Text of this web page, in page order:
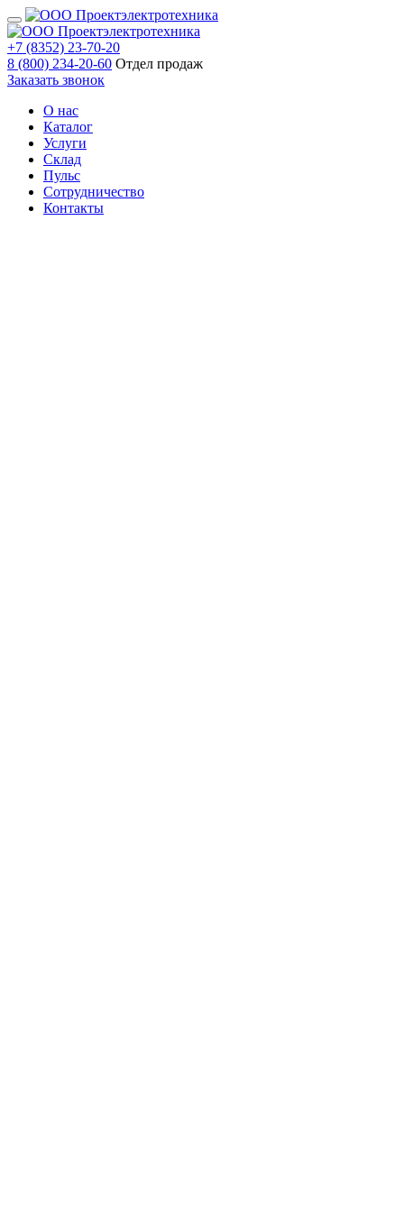
+7 (8352) 23-70-20
8 (800) 234-20-60 Отдел продаж
Заказать звонок
О нас
Каталог
Услуги
Склад
Пульс
Сотрудничество
Контакты